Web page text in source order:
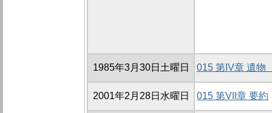
1985年3月30日土曜日 015 第IV章 遺物
2001年2月28日水曜日 015 第VII章 要約